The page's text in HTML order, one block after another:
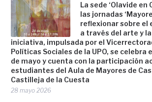
La sede ‘Olavide en
las jornadas
reflexionar sobre el
a través del arte y
iniciativa, impulsada por el
Políticas Sociales de la UPO, se celebra
de mayo y cuenta con la participación
estudiantes del Aula de Mayores de
Castilleja de la Cuesta
28 mayo 2026